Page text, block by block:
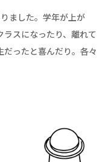
ました。学年が上が
ラスになったり、離れて
だったと喜んだり。各々